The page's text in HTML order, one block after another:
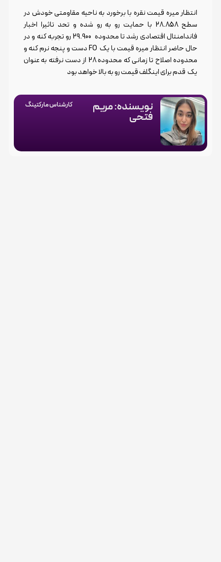
انتظار میره قیمت نقره با برخورد به ناحیه مقاومتی خودش در
سطح 28.858 با حمایت رو به رو شده و تحد تاثیرا اخبار
فاندامنتال اقتصادی رشد تا محدوده 29.900 رو تجربه کنه و در
حال حاضر انتظار میره قیمت با یک FO دست و پنجه نرم کنه و
محدوده اصلاح تا زمانی که محدوده 28 از دست نرفته به عنوان
یک قدم برای اینگلف قیمت رو به بالا خواهد بود
نویسنده: مریم
فتحی
کارشناس مارکتینگ